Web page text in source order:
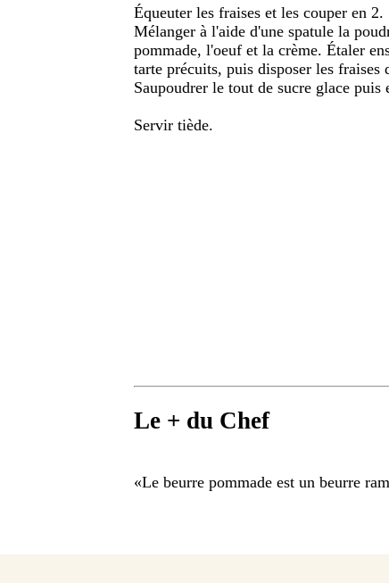
Équeuter les fraises et les couper en 2.
Mélanger à l'aide d'une spatule la
pommade, l'oeuf et la crème. Étaler
tarte précuits, puis disposer les fraises
Saupoudrer le tout de sucre glace
Servir tiède.
Le + du Chef
«Le beurre pommade est un beurre